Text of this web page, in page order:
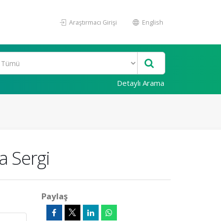
Araştırmacı Girişi English
Detaylı Arama
Sergi
Paylaş